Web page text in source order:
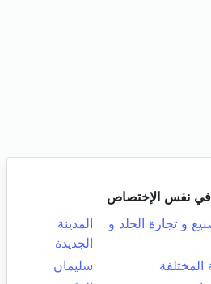
نفس الإختصاص
و تجارة الجلد و
المدينة
الجديدة
سليمان